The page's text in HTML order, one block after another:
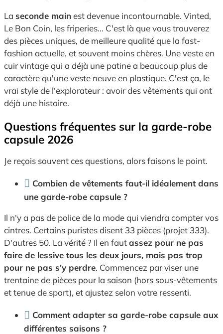
La seconde mainest devenue incontournable. Vinted,
Le Bon Coin, les friperies... C'est là que vous trouverez
des pièces uniques, de meilleure qualité que la fast-
fashion actuelle, et souvent moins chères. Une veste en
cuir vintage qui a déjà une patine a beaucoup plus de
caractère qu'une veste neuve en plastique. C'est ça, le
vrai style de l'explorateur : avoir des vêtements qui ont
déjà une histoire.
Questions fréquentes sur la garde-robe
capsule 2026
Je reçois souvent ces questions, alors faisons le point.
Combien de vêtements faut-il idéalement dans
une garde-robe capsule ?
Il n'y a pas de police de la mode qui viendra compter vos
cintres. Certains puristes disent 33 pièces (projet 333).
D'autres 50. La vérité ? Il en fautassez pour ne pas
faire de lessive tous les deux jours, mais pas trop
pour ne pas s'y perdre. Commencez par viser une
trentaine de pièces pour la saison (hors sous-vêtements
et tenue de sport), et ajustez selon votre ressenti.
Comment adapter sa garde-robe capsule aux
différentes saisons ?